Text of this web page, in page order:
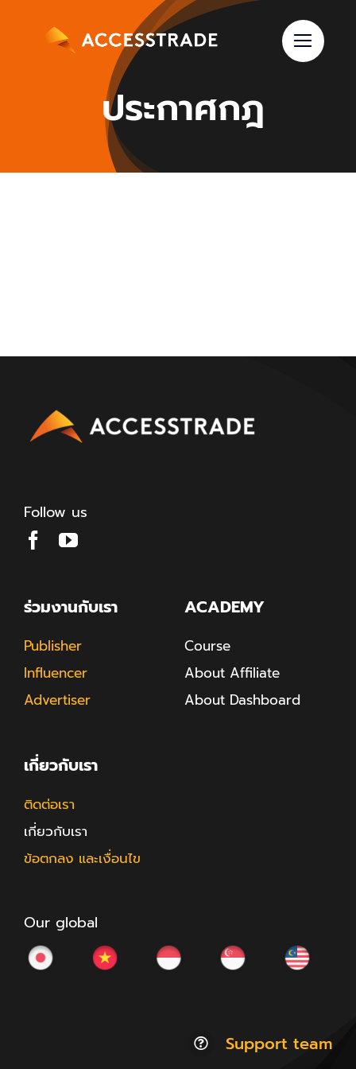
ประกาศกฎ
Follow us
ร่วมงานกับเรา
Publisher
Influencer
Advertiser
ACADEMY
Course
About Affiliate
About Dashboard
เกี่ยวกับเรา
ติดต่อเรา
เกี่ยวกับเรา
ข้อตกลง และเงื่อนไข
Our global
Support team